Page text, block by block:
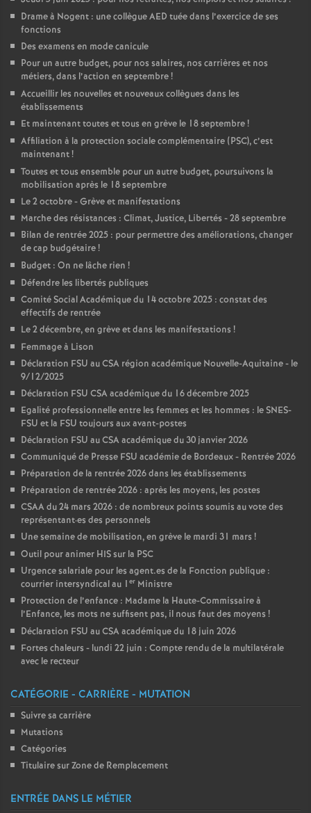
Drame à Nogent : une collègue AED tuée dans l’exercice de ses
fonctions
Des examens en mode canicule
Pour un autre budget, pour nos salaires, nos carrières et nos
métiers, dans l’action en septembre!
Accueillir les nouvelles et nouveaux collègues dans les
établissements
Et maintenant toutes et tous en grève le 18 septembre!
Affiliation à la protection sociale complémentaire (PSC), c’est
maintenant!
Toutes et tous ensemble pour un autre budget, poursuivons la
mobilisation après le 18 septembre
Le 2 octobre - Grève et manifestations
Marche des résistances : Climat, Justice, Libertés - 28 septembre
Bilan de rentrée 2025 : pour permettre des améliorations, changer
de cap budgétaire!
Budget : On ne lâche rien !
Défendre les libertés publiques
Comité Social Académique du 14 octobre 2025 : constat des
effectifs de rentrée
Le 2 décembre, en grève et dans les manifestations !
Femmage à Lison
Déclaration FSU au CSA région académique Nouvelle-Aquitaine - le
9/12/2025
Déclaration FSU CSA académique du 16 décembre 2025
Egalité professionnelle entre les femmes et les hommes : le SNES-
FSU et la FSU toujours aux avant-postes
Déclaration FSU au CSA académique du 30 janvier 2026
Communiqué de Presse FSU académie de Bordeaux - Rentrée 2026
Préparation de la rentrée 2026 dans les établissements
Préparation de rentrée 2026 : après les moyens, les postes
CSAA du 24 mars 2026 : de nombreux points soumis au vote des
représentant·es des personnels
Une semaine de mobilisation, en grève le mardi 31 mars !
Outil pour animer HIS sur la PSC
Urgence salariale pour les agent.es de la Fonction publique :
courrier intersyndical au 1 er Ministre
Protection de l’enfance : Madame la Haute-Commissaire à
l’Enfance, les mots ne suffisent pas, il nous faut des moyens !
Déclaration FSU au CSA académique du 18 juin 2026
Fortes chaleurs - lundi 22 juin : Compte rendu de la multilatérale
avec le recteur
CATÉGORIE - CARRIÈRE - MUTATION
Suivre sa carrière
Mutations
Catégories
Titulaire sur Zone de Remplacement
ENTRÉE DANS LE MÉTIER